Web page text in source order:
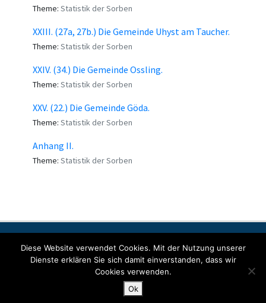
Theme: Statistik der Sorben
XXIII. (27a, 27b.) Die Gemeinde Uhyst am Taucher.
Theme: Statistik der Sorben
XXIV. (34.) Die Gemeinde Ossling.
Theme: Statistik der Sorben
XXV. (22.) Die Gemeinde Göda.
Theme: Statistik der Sorben
Anhang II.
Theme: Statistik der Sorben
© Copyright 2022 SORABICON. All Rights Reserved.
Diese Website verwendet Cookies. Mit der Nutzung unserer
Dienste erklären Sie sich damit einverstanden, dass wir
Cookies verwenden.
Ok